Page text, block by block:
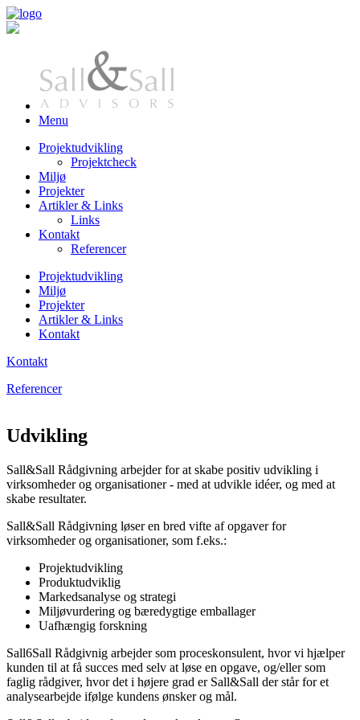
Gå til hovedindhold
Menu
Projektudvikling
Projektcheck
Miljø
Projekter
Artikler & Links
Links
Kontakt
Referencer
Hovedmenu
Projektudvikling
Miljø
Projekter
Artikler & Links
Kontakt
Kontakt
Referencer
Udvikling
Sall&Sall Rådgivning arbejder for at skabe positiv udvikling i
virksomheder og organisationer - med at udvikle idéer, og med at
skabe resultater.
Sall&Sall Rådgivning løser en bred vifte af opgaver for
virksomheder og organisationer, som f.eks.:
Projektudvikling
Produktudviklig
Markedsanalyse og strategi
Miljøvurdering og bæredygtige emballager
Uafhængig forskning
Sall6Sall Rådgivnig arbejder som proceskonsulent, hvor vi hjælper
kunden til at få succes med selv at løse en opgave, og/eller som
faglig rådgiver, hvor det i højere grad er Sall&Sall der står for et
analysearbejde ifølge kundens ønsker og mål.